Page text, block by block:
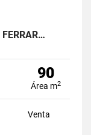
90
Área m2
Venta